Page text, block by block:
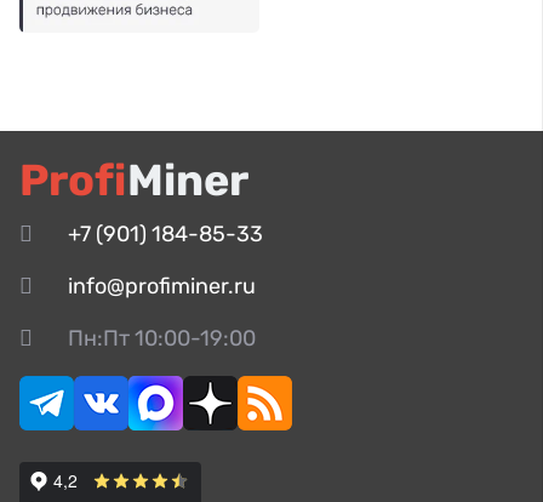
ProfiMiner
+7 (901) 184-85-33
info@profiminer.ru
Пн:Пт 10:00-19:00